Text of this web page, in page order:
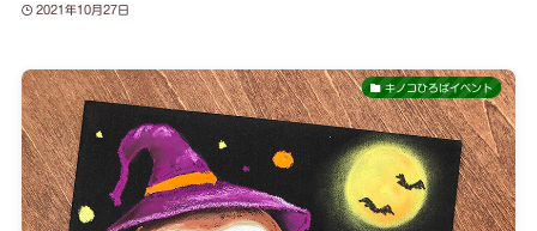
2021年10月27日
キノコひろばイベント